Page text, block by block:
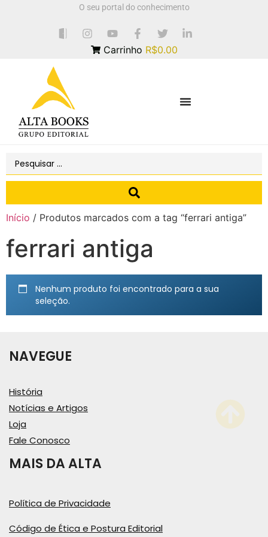
O seu portal do conhecimento
Carrinho R$0.00
Início / Produtos marcados com a tag “ferrari antiga”
ferrari antiga
Nenhum produto foi encontrado para a sua
seleção.
NAVEGUE
História
Notícias e Artigos
Loja
Fale Conosco
MAIS DA ALTA
Política de Privacidade
Código de Ética e Postura Editorial